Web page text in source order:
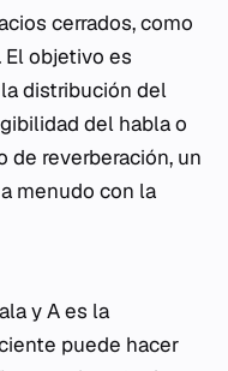
cerrados, como
objetivo es
distribución del
del habla o
de reverberación, un
menudo con la
y A es la
puede hacer